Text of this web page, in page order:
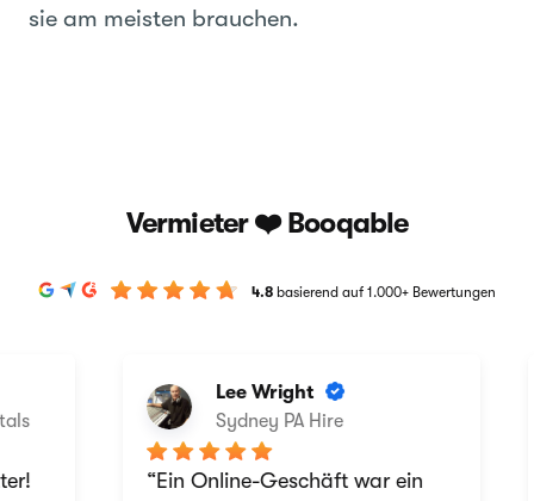
sie am meisten brauchen.
Vermieter ❤️ Booqable
4.8 basierend auf 1.000+ Bewertungen
Lee Wright
Sydney PA Hire
“Ein Online-Geschäft war ein